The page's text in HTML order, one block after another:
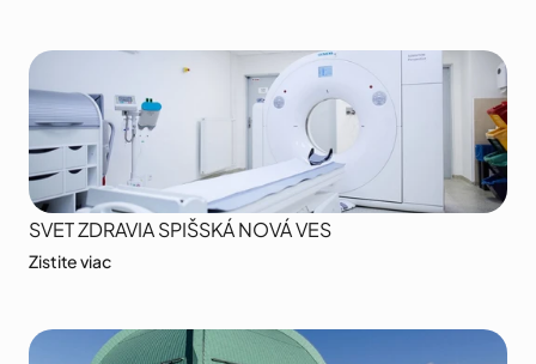
SVET ZDRAVIA SPIŠSKÁ NOVÁ VES
Zistite viac